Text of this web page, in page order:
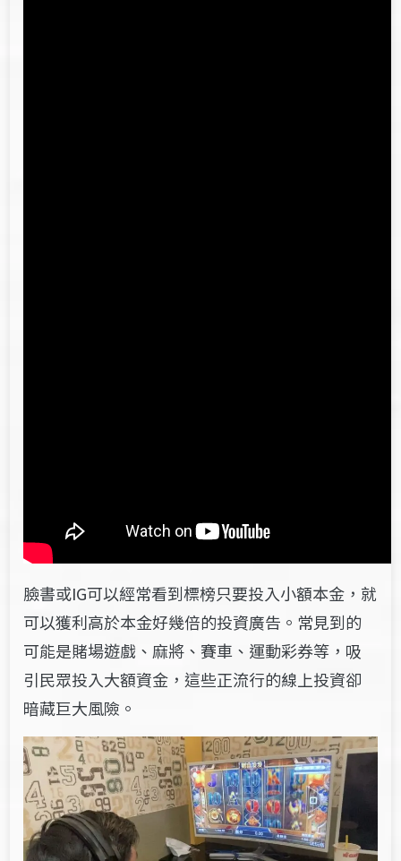
臉書或IG可以經常看到標榜只要投入小額本金，就
可以獲利高於本金好幾倍的投資廣告。常見到的
可能是賭場遊戲、麻將、賽車、運動彩券等，吸
引民眾投入大額資金，這些正流行的線上投資卻
暗藏巨大風險。